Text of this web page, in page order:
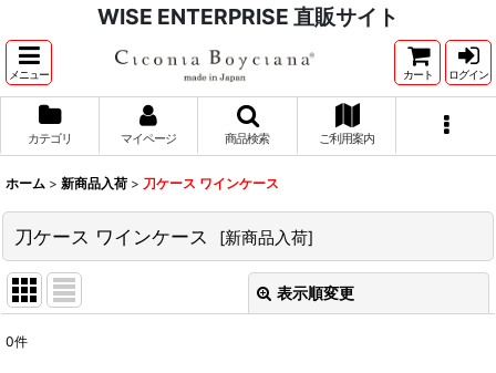
WISE ENTERPRISE 直販サイト
メニュー カート ログイン
カテゴリ マイページ 商品検索 ご利用案内
ホーム > 新商品入荷 > 刀ケース ワインケース
刀ケース ワインケース [新商品入荷]
表示順変更
0件